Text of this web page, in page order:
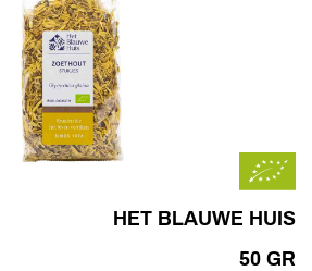
HET BLAUWE HUIS
50 GR